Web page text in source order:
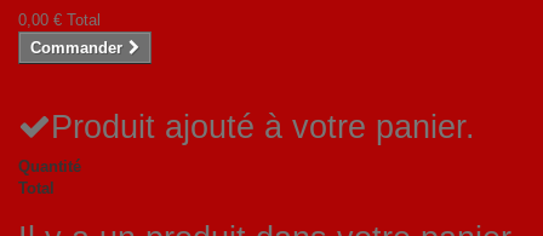
0,00 € Total
Commander
Produit ajouté à votre panier.
Quantité
Total